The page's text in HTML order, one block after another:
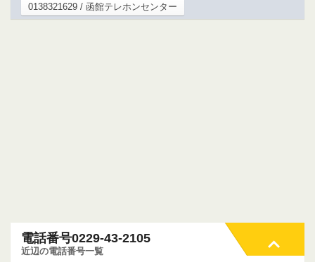
0138321629 / 函館テレホンセンター
電話番号0229-43-2105
近辺の電話番号一覧